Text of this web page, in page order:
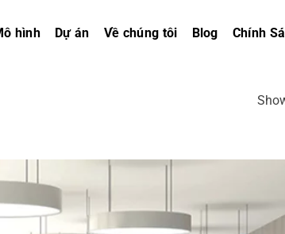
hình Dự án Về chúng tôi Blog Chính